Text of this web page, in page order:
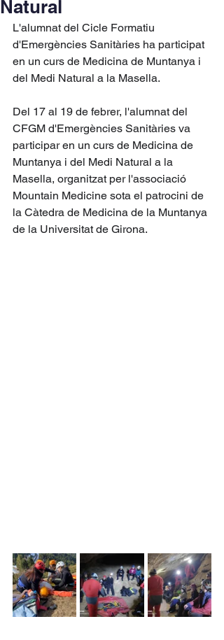
Natural
L'alumnat del Cicle Formatiu
d'Emergències Sanitàries ha participat
en un curs de Medicina de Muntanya i
del Medi Natural a la Masella.
Del 17 al 19 de febrer, l'alumnat del
CFGM d'Emergències Sanitàries va
participar en un curs de Medicina de
Muntanya i del Medi Natural a la
Masella, organitzat per l'associació
Mountain Medicine sota el patrocini de
la Càtedra de Medicina de la Muntanya
de la Universitat de Girona.